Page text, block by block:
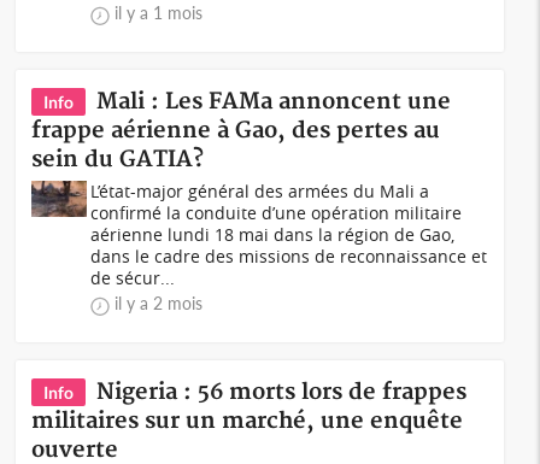
il y a 1 mois
Info
Mali : Les FAMa annoncent une
frappe aérienne à Gao, des pertes au
sein du GATIA?
L’état-major général des armées du Mali a
confirmé la conduite d’une opération militaire
aérienne lundi 18 mai dans la région de Gao,
dans le cadre des missions de reconnaissance et
de sécur...
il y a 2 mois
Info
Nigeria : 56 morts lors de frappes
militaires sur un marché, une enquête
ouverte